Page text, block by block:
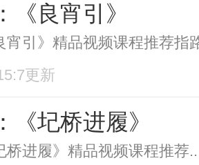
《良宵引》
宵引》精品视频课程推荐指
更新
《圮桥进履》
桥进履》精品视频课程推荐